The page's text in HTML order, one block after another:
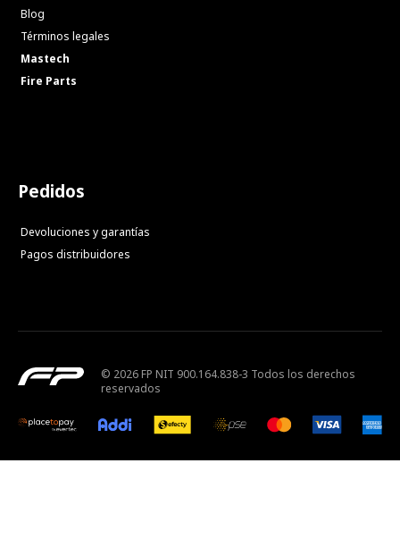
Blog
Términos legales
Mastech
Fire Parts
Pedidos
Devoluciones y garantías
Pagos distribuidores
© 2026 FP NIT 900.164.838-3 Todos los derechos
reservados